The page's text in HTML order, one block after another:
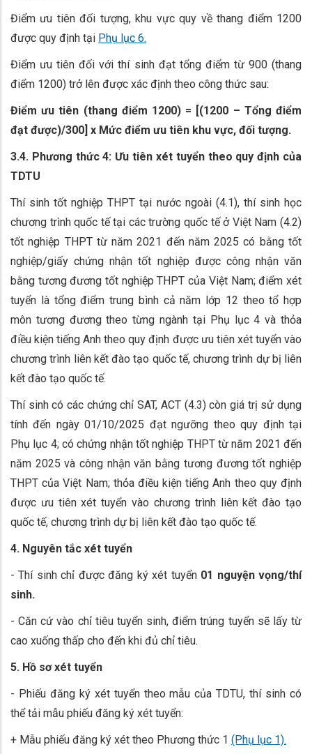
Điểm ưu tiên đối tượng, khu vực quy về thang điểm 1200
được quy định tại Phụ lục 6.
Điểm ưu tiên đối với thí sinh đạt tổng điểm từ 900 (thang
điểm 1200) trở lên được xác định theo công thức sau:
Điểm ưu tiên (thang điểm 1200) = [(1200 – Tổng điểm
đạt được)/300] x Mức điểm ưu tiên khu vực, đối tượng.
3.4. Phương thức 4: Ưu tiên xét tuyển theo quy định của
TDTU
Thí sinh tốt nghiệp THPT tại nước ngoài (4.1), thí sinh học
chương trình quốc tế tại các trường quốc tế ở Việt Nam (4.2)
tốt nghiệp THPT từ năm 2021 đến năm 2025 có bằng tốt
nghiệp/giấy chứng nhận tốt nghiệp được công nhận văn
bằng tương đương tốt nghiệp THPT của Việt Nam; điểm xét
tuyển là tổng điểm trung bình cả năm lớp 12 theo tổ hợp
môn tương đương theo từng ngành tại Phụ lục 4 và thỏa
điều kiện tiếng Anh theo quy định được ưu tiên xét tuyển vào
chương trình liên kết đào tạo quốc tế, chương trình dự bị liên
kết đào tạo quốc tế.
Thí sinh có các chứng chỉ SAT, ACT (4.3) còn giá trị sử dụng
tính đến ngày 01/10/2025 đạt ngưỡng theo quy định tại
Phụ lục 4; có chứng nhận tốt nghiệp THPT từ năm 2021 đến
năm 2025 và công nhận văn bằng tương đương tốt nghiệp
THPT của Việt Nam; thỏa điều kiện tiếng Anh theo quy định
được ưu tiên xét tuyển vào chương trình liên kết đào tạo
quốc tế, chương trình dự bị liên kết đào tạo quốc tế.
4. Nguyên tắc xét tuyển
- Thí sinh chỉ được đăng ký xét tuyển 01 nguyện vọng/thí
sinh.
- Căn cứ vào chỉ tiêu tuyển sinh, điểm trúng tuyển sẽ lấy từ
cao xuống thấp cho đến khi đủ chỉ tiêu.
5. Hồ sơ xét tuyển
- Phiếu đăng ký xét tuyển theo mẫu của TDTU, thí sinh có
thể tải mẫu phiếu đăng ký xét tuyển:
+ Mẫu phiếu đăng ký xét theo Phương thức 1 (Phụ lục 1).